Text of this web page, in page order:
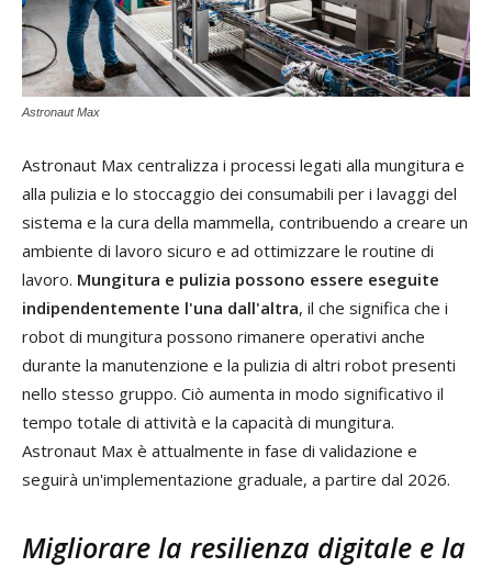
Astronaut Max
Astronaut Max centralizza i processi legati alla mungitura e
alla pulizia e lo stoccaggio dei consumabili per i lavaggi del
sistema e la cura della mammella, contribuendo a creare un
ambiente di lavoro sicuro e ad ottimizzare le routine di
lavoro. Mungitura e pulizia possono essere eseguite
indipendentemente l'una dall'altra, il che significa che i
robot di mungitura possono rimanere operativi anche
durante la manutenzione e la pulizia di altri robot presenti
nello stesso gruppo. Ciò aumenta in modo significativo il
tempo totale di attività e la capacità di mungitura.
Astronaut Max è attualmente in fase di validazione e
seguirà un'implementazione graduale, a partire dal 2026.
Migliorare la resilienza digitale e la